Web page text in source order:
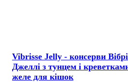
Vibrisse Jelly - консерви
Джеллі з тунцем і
желе для кішок